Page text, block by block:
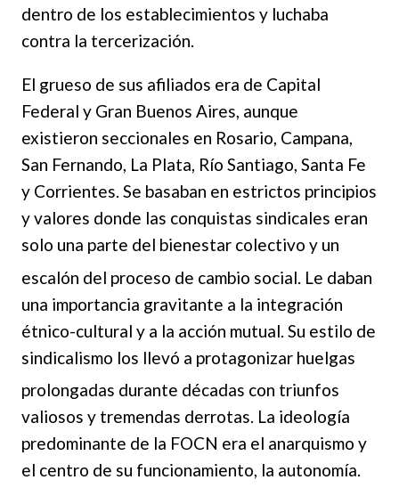
dentro de los establecimientos y luchaba
contra la tercerización.
El grueso de sus afiliados era de Capital
Federal y Gran Buenos Aires, aunque
existieron seccionales en Rosario, Campana,
San Fernando, La Plata, Río Santiago, Santa Fe
y Corrientes. Se basaban en estrictos principios
y valores donde las conquistas sindicales eran
solo una parte del bienestar colectivo y un
escalón del proceso de cambio social. Le daban
una importancia gravitante a la integración
étnico-cultural y a la acción mutual. Su estilo de
sindicalismo los llevó a protagonizar huelgas
prolongadas durante décadas con triunfos
valiosos y tremendas derrotas. La ideología
predominante de la FOCN era el anarquismo y
el centro de su funcionamiento, la autonomía.